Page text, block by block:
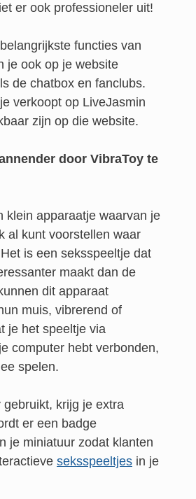
er ook professioneler uit!
functies van
je ook op je website
de chatbox en fanclubs.
verkoopt op LiveJasmin
zijn op die website.
door VibraToy te
klein apparaatje waarvan je
al kunt voorstellen waar
is een seksspeeltje dat
maakt dan de
dit apparaat
muis, vibrerend of
je het speeltje via
computer hebt verbonden,
spelen.
gebruikt, krijg je extra
er een badge
je miniatuur zodat klanten
seksspeeltjes in je